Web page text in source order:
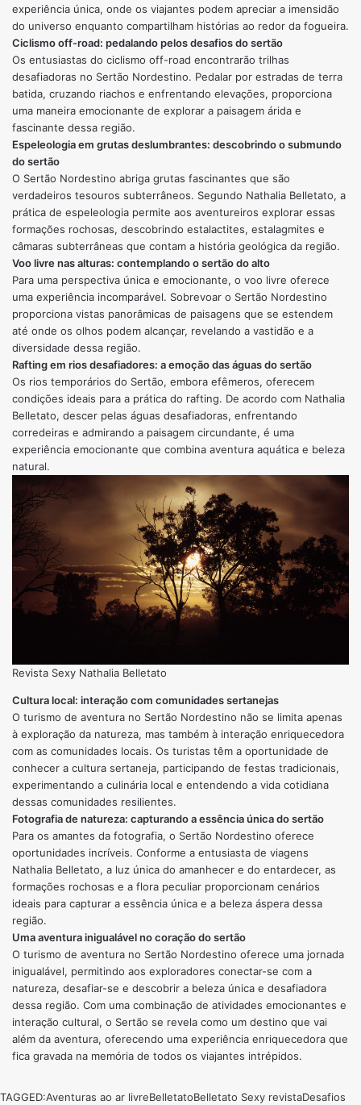
experiência única, onde os viajantes podem apreciar a imensidão
do universo enquanto compartilham histórias ao redor da fogueira.
Ciclismo off-road: pedalando pelos desafios do sertão
Os entusiastas do ciclismo off-road encontrarão trilhas
desafiadoras no Sertão Nordestino. Pedalar por estradas de terra
batida, cruzando riachos e enfrentando elevações, proporciona
uma maneira emocionante de explorar a paisagem árida e
fascinante dessa região.
Espeleologia em grutas deslumbrantes: descobrindo o submundo
do sertão
O Sertão Nordestino abriga grutas fascinantes que são
verdadeiros tesouros subterrâneos. Segundo Nathalia Belletato, a
prática de espeleologia permite aos aventureiros explorar essas
formações rochosas, descobrindo estalactites, estalagmites e
câmaras subterrâneas que contam a história geológica da região.
Voo livre nas alturas: contemplando o sertão do alto
Para uma perspectiva única e emocionante, o voo livre oferece
uma experiência incomparável. Sobrevoar o Sertão Nordestino
proporciona vistas panorâmicas de paisagens que se estendem
até onde os olhos podem alcançar, revelando a vastidão e a
diversidade dessa região.
Rafting em rios desafiadores: a emoção das águas do sertão
Os rios temporários do Sertão, embora efêmeros, oferecem
condições ideais para a prática do rafting. De acordo com Nathalia
Belletato, descer pelas águas desafiadoras, enfrentando
corredeiras e admirando a paisagem circundante, é uma
experiência emocionante que combina aventura aquática e beleza
natural.
Revista Sexy Nathalia Belletato
Cultura local: interação com comunidades sertanejas
O turismo de aventura no Sertão Nordestino não se limita apenas
à exploração da natureza, mas também à interação enriquecedora
com as comunidades locais. Os turistas têm a oportunidade de
conhecer a cultura sertaneja, participando de festas tradicionais,
experimentando a culinária local e entendendo a vida cotidiana
dessas comunidades resilientes.
Fotografia de natureza: capturando a essência única do sertão
Para os amantes da fotografia, o Sertão Nordestino oferece
oportunidades incríveis. Conforme a entusiasta de viagens
Nathalia Belletato, a luz única do amanhecer e do entardecer, as
formações rochosas e a flora peculiar proporcionam cenários
ideais para capturar a essência única e a beleza áspera dessa
região.
Uma aventura inigualável no coração do sertão
O turismo de aventura no Sertão Nordestino oferece uma jornada
inigualável, permitindo aos exploradores conectar-se com a
natureza, desafiar-se e descobrir a beleza única e desafiadora
dessa região. Com uma combinação de atividades emocionantes e
interação cultural, o Sertão se revela como um destino que vai
além da aventura, oferecendo uma experiência enriquecedora que
fica gravada na memória de todos os viajantes intrépidos.
TAGGED:Aventuras ao ar livreBelletatoBelletato Sexy revistaDesafios